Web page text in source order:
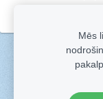
Veidots ar
Mēs